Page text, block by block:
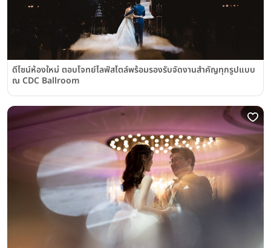
ดีไซน์ห้องใหม่ ตอบโจทย์ไลฟ์สไตล์พร้อมรองรับจัดงานสำคัญทุกรูปแบบ
ณ CDC Ballroom